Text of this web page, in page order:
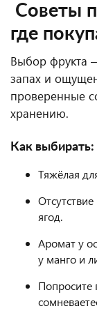
Советы
где
Выбор фрукта
запах и
проверенные
хранению.
Как
Тяжёлая
ягод.
Аромат у
у манго и
Попросите